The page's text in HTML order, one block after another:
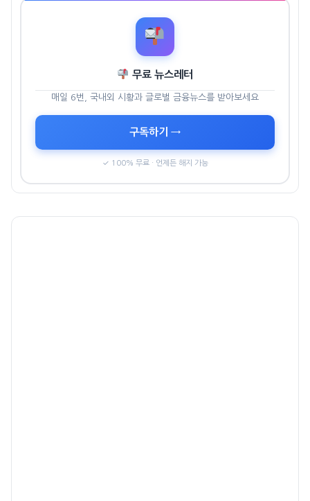
무료 뉴스레터
매일 6번, 국내외 시황과 글로벌 금융뉴스를 받아보세요
구독하기 →
✓ 100% 무료 · 언제든 해지 가능